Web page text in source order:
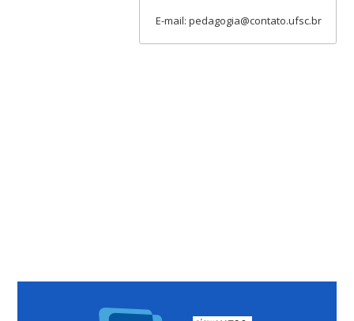
E-mail: pedagogia@contato.ufsc.br